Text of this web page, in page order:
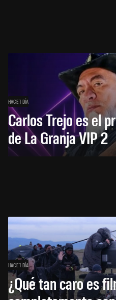
HACE 1 DÍA
Carlos Trejo es el
de La Granja VIP 2
HACE 1 DÍA
¿Qué tan caro es